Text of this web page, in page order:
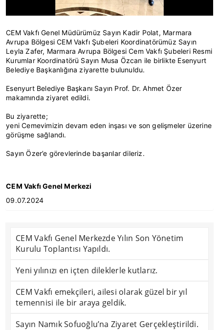
CEM Vakfı Genel Müdürümüz Sayın Kadir Polat, Marmara
Avrupa Bölgesi CEM Vakfı Şubeleri Koordinatörümüz Sayın
Leyla Zafer, Marmara Avrupa Bölgesi Cem Vakfı Şubeleri Resmi
Kurumlar Koordinatörü Sayın Musa Özcan ile birlikte Esenyurt
Belediye Başkanlığına ziyarette bulunuldu.
Esenyurt Belediye Başkanı Sayın Prof. Dr. Ahmet Özer
makamında ziyaret edildi.
Bu ziyarette;
yeni Cemevimizin devam eden inşası ve son gelişmeler üzerine
görüşme sağlandı.
Sayın Özer’e görevlerinde başarılar dileriz.
CEM Vakfı Genel Merkezi
09.07.2024
CEM Vakfı Genel Merkezde Yılın Son Yönetim
Kurulu Toplantısı Yapıldı.
Yeni yılınızı en içten dileklerle kutlarız.
CEM Vakfı emekçileri, ailesi olarak güzel bir yıl
temennisi ile bir araya geldik.
Sayın Namık Sofuoğlu’na Ziyaret Gerçekleştirildi.